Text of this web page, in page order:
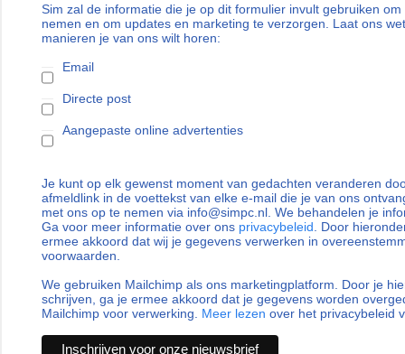
Sim zal de informatie die je op dit formulier invult gebruiken
nemen en om updates en marketing te verzorgen. Laat ons
manieren je van ons wilt horen:
Email
Directe post
Aangepaste online advertenties
Je kunt op elk gewenst moment van gedachten veranderen
afmeldlink in de voettekst van elke e-mail die je van ons
met ons op te nemen via info@simpc.nl. We behandelen je
Ga voor meer informatie over ons privacybeleid . Door
ermee akkoord dat wij je gegevens verwerken in
voorwaarden.
We gebruiken Mailchimp als ons marketingplatform. Door je
schrijven, ga je ermee akkoord dat je gegevens worden
Mailchimp voor verwerking. Meer lezen over het privacybeleid